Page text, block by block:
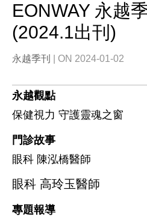
EONWAY 永越
(2024.1出刊)
永越季刊 | ON 2024-01-02
永越觀點
保健視力 守護靈魂之窗
門診故事
眼科 陳泓橋醫師
眼科 高玲玉醫師
專題報導